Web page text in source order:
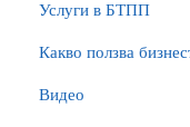
Услуги в БТПП
Какво ползва
Видео